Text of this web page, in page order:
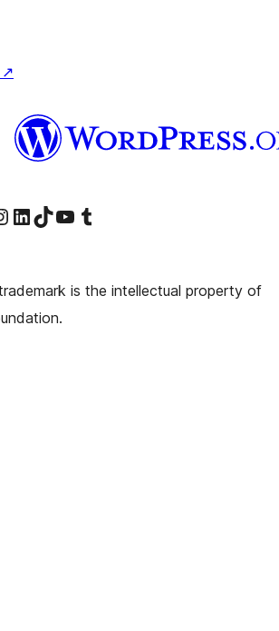
↗
pagina bezoeken
ons Instagram account
Bezoek ons LinkedIn account
Bezoek ons TikTok account
Bezoek ons YouTube kanaalBezoek ons Tumblr account
is the intellectual property of